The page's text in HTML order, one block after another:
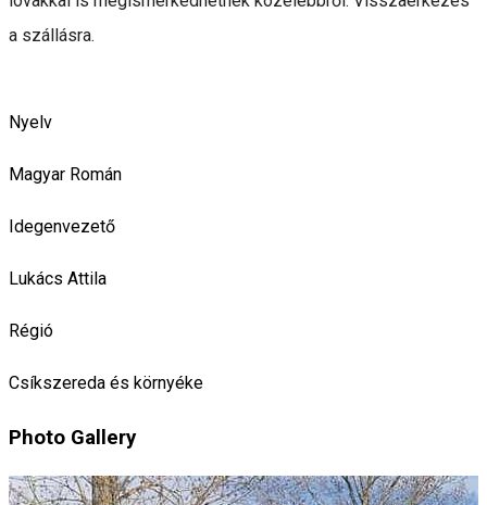
a szállásra.
Nyelv
Magyar Román
Idegenvezető
Lukács Attila
Régió
Csíkszereda és környéke
Photo Gallery